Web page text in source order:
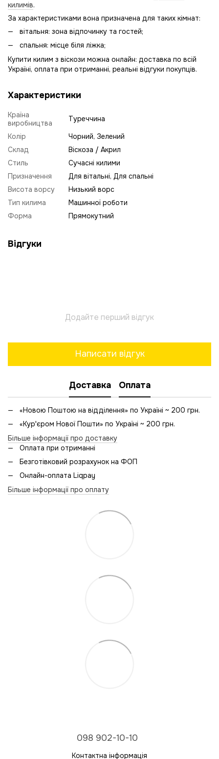
килимів.
За характеристиками вона призначена для таких кімнат:
вітальня: зона відпочинку та гостей;
спальня: місце біля ліжка;
Купити килим з віскози можна онлайн: доставка по всій
Україні, оплата при отриманні, реальні відгуки покупців.
Характеристики
Країна
виробництва
Туреччина
Колір
Чорний, Зелений
Склад
Віскоза / Акрил
Стиль
Сучасні килими
Призначення
Для вітальні, Для спальні
Висота ворсу
Низький ворс
Тип килима
Машинної роботи
Форма
Прямокутний
Відгуки
Додайте перший відгук
Написати відгук
Доставка Оплата
«Новою Поштою на відділення» по Україні ~ 200 грн.
«Кур'єром Нової Пошти» по Україні ~ 200 грн.
Більше інформації про доставку
Оплата при отриманні
Безготівковий розрахунок на ФОП
Онлайн-оплата Liqpay
Більше інформації про оплату
098 902-10-10
Контактна інформація